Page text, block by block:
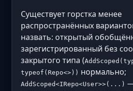
Существует горстка менее
распространённых
назвать: открытый
зарегистрированный без
закрытого типа (
typeof(Repo<>)) нормально;
AddScoped<IRepo<User>>(...)